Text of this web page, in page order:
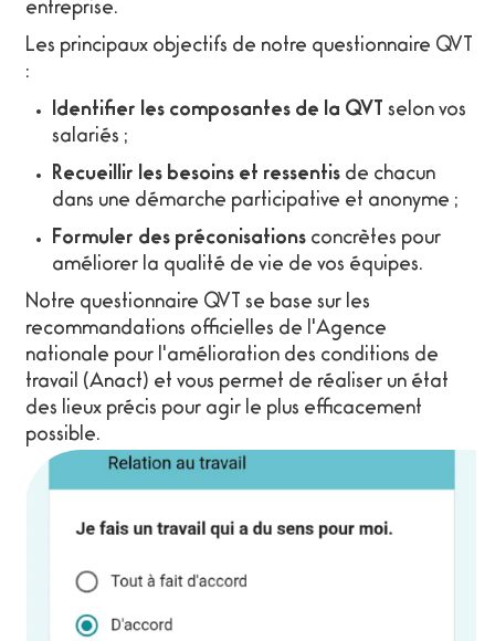
entreprise.
Les principaux objectifs de notre questionnaire QVT
:
Identifier les composantes de la QVT selon vos
salariés ;
Recueillir les besoins et ressentis de chacun
dans une démarche participative et anonyme ;
Formuler des préconisations concrètes pour
améliorer la qualité de vie de vos équipes.
Notre questionnaire QVT se base sur les
recommandations officielles de l'Agence
nationale pour l'amélioration des conditions de
travail (Anact) et vous permet de réaliser un état
des lieux précis pour agir le plus efficacement
possible.